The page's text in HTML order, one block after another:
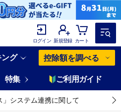
ログイン 新規登録 カート
ング 控除額を調べる
特集 ご利用ガイド
」システム連携に関して